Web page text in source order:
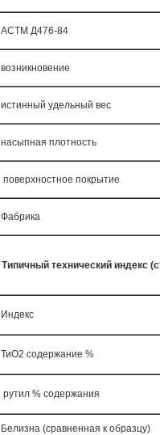
АСТМ Д476-84
возникновение
истинный удельный вес
насыпная плотность
поверхностное покрытие
Фабрика
Типичный технический индекс
Индекс
ТиО2 содержание %
рутил % содержания
Белизна (сравненная к образцу)